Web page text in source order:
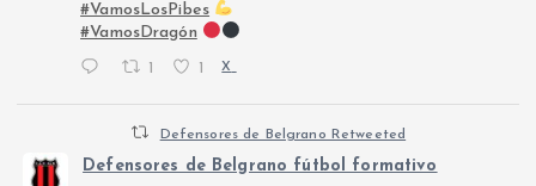
#VamosLosPibes
#VamosDragón
X
Defensores de Belgrano Retweeted
Defensores de Belgrano fútbol formativo